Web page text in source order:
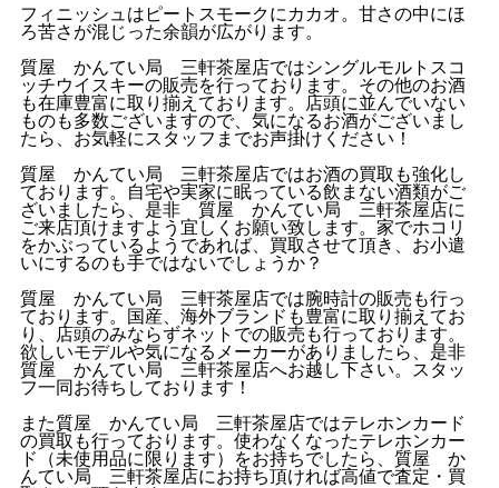
フィニッシュはピートスモークにカカオ。甘さの中にほ
ろ苦さが混じった余韻が広がります。
質屋 かんてい局 三軒茶屋店ではシングルモルトスコ
ッチウイスキーの販売を行っております。その他のお酒
も在庫豊富に取り揃えております。店頭に並んでいない
ものも多数ございますので、気になるお酒がございまし
たら、お気軽にスタッフまでお声掛けください！
質屋 かんてい局 三軒茶屋店ではお酒の買取も強化し
ております。自宅や実家に眠っている飲まない酒類がご
ざいましたら、是非 質屋 かんてい局 三軒茶屋店に
ご来店頂けますよう宜しくお願い致します。家でホコリ
をかぶっているようであれば、買取させて頂き、お小遣
いにするのも手ではないでしょうか？
質屋 かんてい局 三軒茶屋店では腕時計の販売も行っ
ております。国産、海外ブランドも豊富に取り揃えてお
り、店頭のみならずネットでの販売も行っております。
欲しいモデルや気になるメーカーがありましたら、是非
質屋 かんてい局 三軒茶屋店へお越し下さい。スタッ
フ一同お待ちしております！
また質屋 かんてい局 三軒茶屋店ではテレホンカード
の買取も行っております。使わなくなったテレホンカー
ド（未使用品に限ります）をお持ちでしたら、質屋 か
んてい局 三軒茶屋店にお持ち頂ければ高値で査定・買